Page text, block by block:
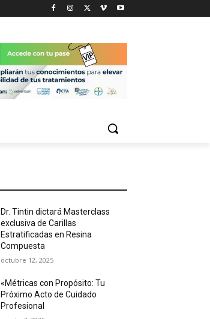
Dr. Tintin dictará Masterclass
exclusiva de Carillas
Estratificadas en Resina
Compuesta
octubre 12, 2025
«Métricas con Propósito: Tu
Próximo Acto de Cuidado
Profesional